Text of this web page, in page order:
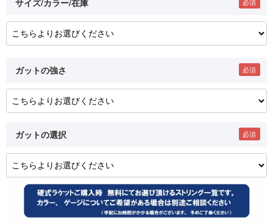
ガットの強さ
ガットの選択